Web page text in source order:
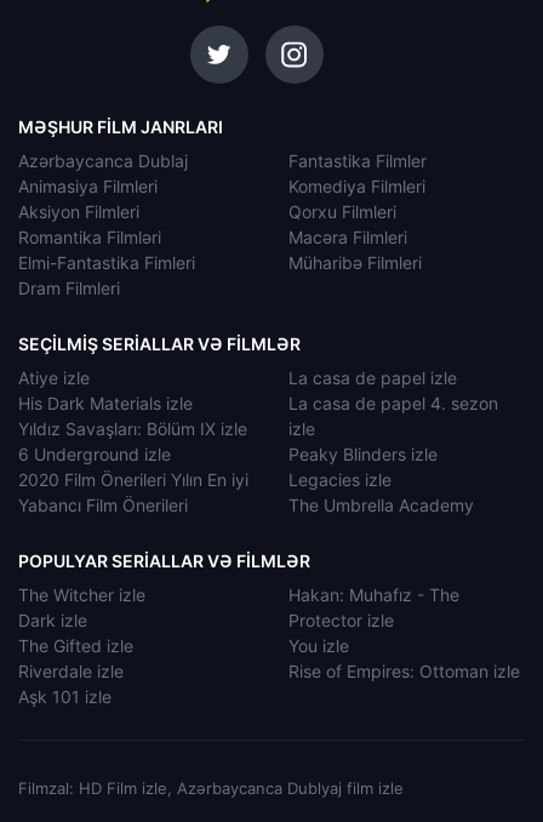
MƏŞHUR FILM JANRLARI
Azərbaycanca Dublaj
Animasiya Filmleri
Aksiyon Filmleri
Romantika Filmləri
Elmi-Fantastika Fimleri
Dram Filmleri
Fantastika Filmler
Komediya Filmleri
Qorxu Filmleri
Macəra Filmleri
Müharibə Filmleri
SEÇILMIŞ SERIALLAR VƏ FILMLƏR
Atiye izle
His Dark Materials izle
Yıldız Savaşları: Bölüm IX izle
6 Underground izle
2020 Film Önerileri Yılın En iyi
Yabancı Film Önerileri
La casa de papel izle
La casa de papel 4. sezon
izle
Peaky Blinders izle
Legacies izle
The Umbrella Academy
POPULYAR SERIALLAR VƏ FILMLƏR
The Witcher izle
Dark izle
The Gifted izle
Riverdale izle
Aşk 101 izle
Hakan: Muhafız - The
Protector izle
You izle
Rise of Empires: Ottoman izle
Filmzal: HD Film izle, Azərbaycanca Dublyaj film izle